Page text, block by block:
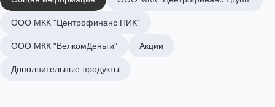
ООО МКК "Центрофинанс ПИК"
ООО МКК "ВелкомДеньги" Акции
Дополнительные продукты
политикой
сайта,
согласие
обработку